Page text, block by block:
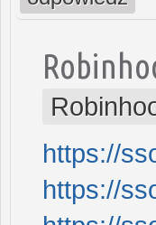
https://
https://